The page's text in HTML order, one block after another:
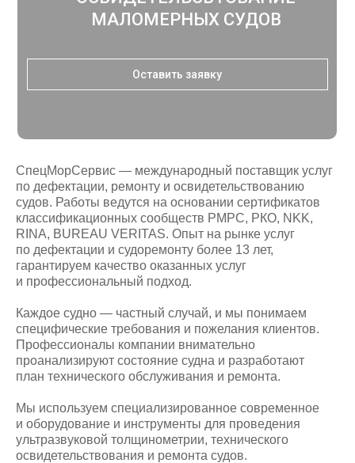
МАЛОМЕРНЫХ СУДОВ
Оставить заявку
СпецМорСервис — международный поставщик услуг
по дефектации, ремонту и освидетельствованию
судов. Работы ведутся на основании сертификатов
классификационных сообществ РМРС, РКО, NKK,
RINA, BUREAU VERITAS. Опыт на рынке услуг
по дефектации и судоремонту более 13 лет,
гарантируем качество оказанных услуг
и профессиональный подход.
Каждое судно — частный случай, и мы понимаем
специфические требования и пожелания клиентов.
Профессионалы компании внимательно
проанализируют состояние судна и разработают
план технического обслуживания и ремонта.
Мы используем специализированное современное
и оборудование и инструменты для проведения
ультразвуковой толщинометрии, технического
освидетельствования и ремонта судов.
Services S.p.A. и признана
утвержденным предприятием
по замерам толщин и дефектации.
классификационным сообществом
и дефектации корпусов.
Сертифицированы РОССИЙСКИМ
КЛАССИФИКАЦИОННЫМ ОБЩЕСТВОМ
работ, дефектации корпусов
и оборудования.
РКО
Смотреть сертификат
СпецМорСервис — признанный
РОССИЙСКИМ МОРСКИМ РЕГИСТРОМ
СУДОХОДСТВА поставщик услуг по
ремонту, дефектации и
освидетельствованию судов.
РМРС 1